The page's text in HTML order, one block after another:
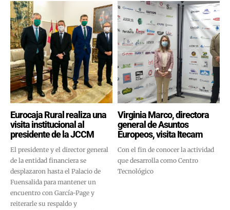
Eurocaja Rural realiza una
visita institucional al
presidente de la JCCM
El presidente y el director general
de la entidad financiera se
desplazaron hasta el Palacio de
Fuensalida para mantener un
encuentro con García-Page y
reiterarle su respaldo y
Virginia Marco, directora
general de Asuntos
Europeos, visita Itecam
Con el fin de conocer la actividad
que desarrolla como Centro
Tecnológico